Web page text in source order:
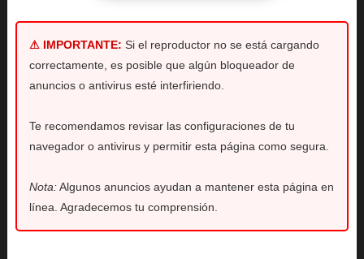
⚠ IMPORTANTE: Si el reproductor no se está cargando
correctamente, es posible que algún bloqueador de
anuncios o antivirus esté interfiriendo.
Te recomendamos revisar las configuraciones de tu
navegador o antivirus y permitir esta página como segura.
Nota:Algunos anuncios ayudan a mantener esta página en
línea. Agradecemos tu comprensión.